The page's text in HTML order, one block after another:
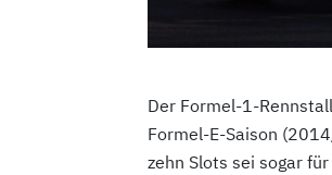
Der Formel-1-
Formel-E-Saison
zehn Slots sei sogar